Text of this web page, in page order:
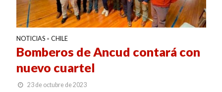
NOTICIAS • CHILE
Bomberos de Ancud contará con
nuevo cuartel
23 de octubre de 2023